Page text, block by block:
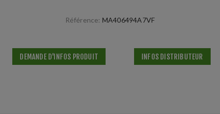
Référence: MA406494A7VF
DEMANDE D'INFOS PRODUIT INFOS DISTRIBUTEUR